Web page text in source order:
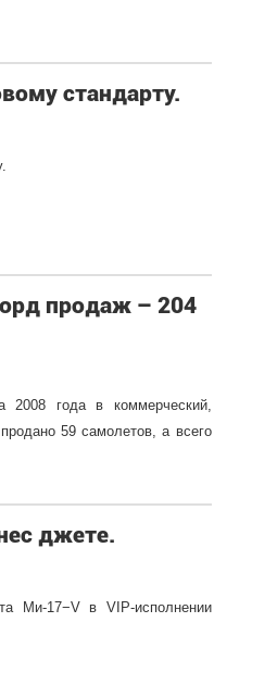
стандарту.
продаж – 204
2008 года в коммерческий,
59 самолетов, а всего
джете.
Ми-17−V
в VIP-исполнении